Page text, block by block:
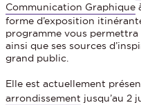
Communication Graphique
forme d’exposition
programme vous
ainsi que ses sources
grand public.
Elle est actuellement
arrondissement jusqu’au 2